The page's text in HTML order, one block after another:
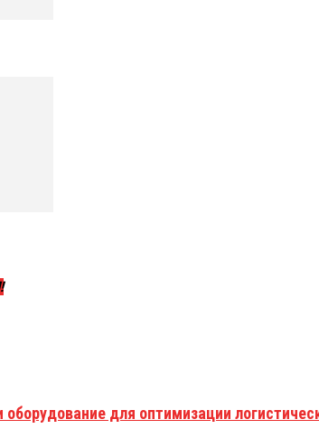
оборудование для оптимизации